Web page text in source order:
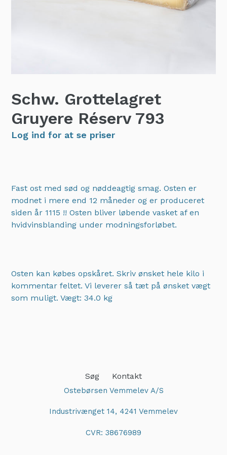
Schw. Grottelagret
Gruyere Réserv 793
Log ind for at se priser
Fast ost med sød og nøddeagtig smag. Osten er
modnet i mere end 12 måneder og er produceret
siden år 1115 !! Osten bliver løbende vasket af en
hvidvinsblanding under modningsforløbet.
Osten kan købes opskåret. Skriv ønsket hele kilo i
kommentar feltet. Vi leverer så tæt på ønsket vægt
som muligt. Vægt: 34.0 kg
Søg Kontakt
Ostebørsen Vemmelev A/S
Industrivænget 14, 4241 Vemmelev
CVR: 38676989